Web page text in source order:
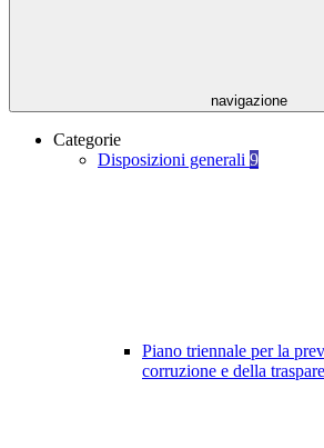
navigazione
Categorie
Disposizioni generali 9
Piano triennale per la
corruzione e della